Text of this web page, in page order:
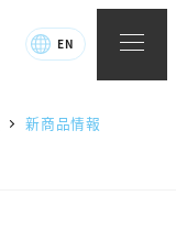
EN
新商品情報